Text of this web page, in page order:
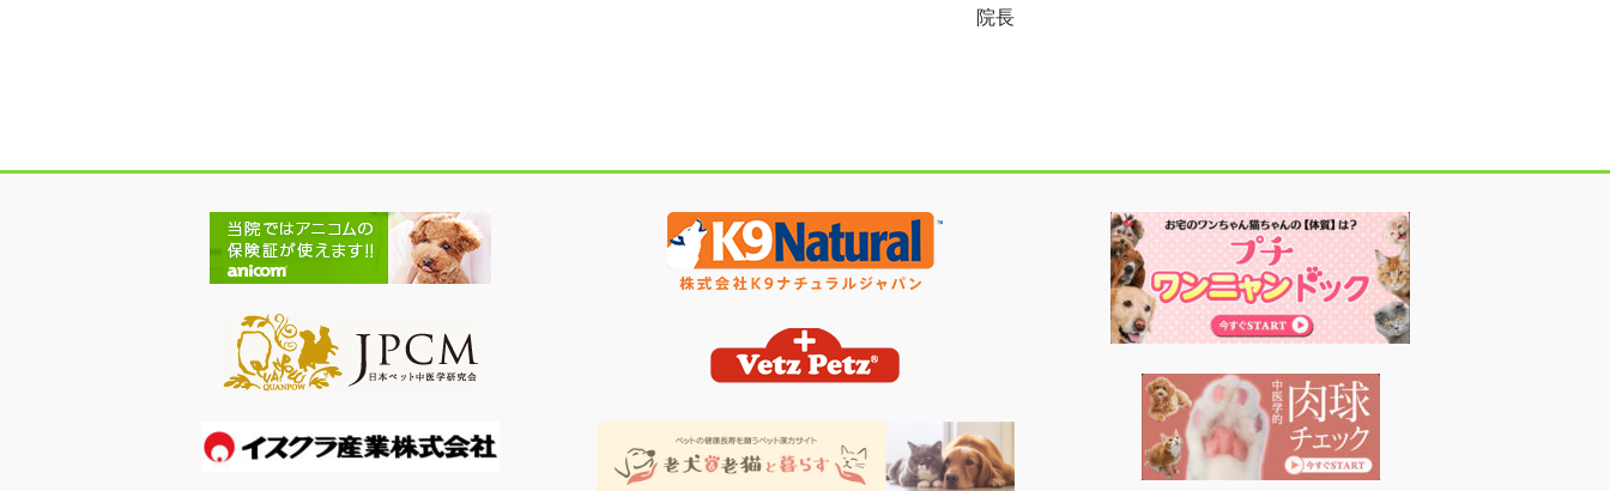
院長